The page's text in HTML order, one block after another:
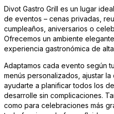
Divot Gastro Grill es un lugar
de eventos – cenas privadas,
cumpleaños, aniversarios o
Ofrecemos un ambiente
experiencia gastronómica de
Adaptamos cada evento según
menús personalizados, ajustar
ayudarte a planificar todos los
desarrolle sin complicaciones.
como para celebraciones más